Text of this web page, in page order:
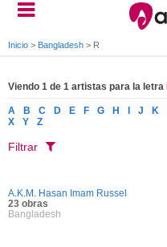
Inicio > Bangladesh > R
Viendo 1 de 1 artistas para la letra
A B C D E F G H J K
X
Y Z
Filtrar
A.K.M. Hasan Imam Russel
23 obras
Bangladesh